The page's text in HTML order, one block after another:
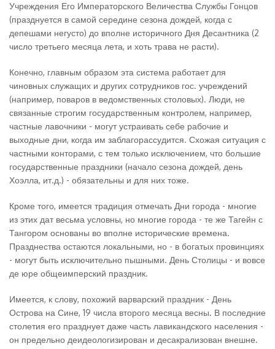
Учреждения Его Императорского Величества Службы Гонцов
(празднуется в самой середине сезона дождей, когда с
депешами негусто) до вполне историчного Дня Десантника (2
число третьего месяца лета, и хоть трава не расти).
Конечно, главным образом эта система работает для
чиновных служащих и других сотрудников гос. учреждений
(например, поваров в ведомственных столовых). Люди, не
связанные строгим государственным контролем, например,
частные лавочники - могут устраивать себе рабочие и
выходные дни, когда им заблагорассудится. Схожая ситуация с
частными конторами, с тем только исключением, что большие
государственные праздники (начало сезона дождей, день
Хоэлла, ит.д.) - обязательны и для них тоже.
Кроме того, имеется традиция отмечать Дни города - многие
из этих дат весьма условны, но многие города - те же Тагейн с
Тангором основаны во вполне исторические времена.
Празднества остаются локальными, но - в богатых провинциях
- могут быть исключительно пышными. День Столицы - и вовсе
де юре общеимперский праздник.
Имеется, к слову, похожий варварский праздник - День
Острова на Сине, 19 числа второго месяца весны. В последние
столетия его празднует даже часть лавикандского населения -
он предельно деидеологизирован и десакрализован внешне.